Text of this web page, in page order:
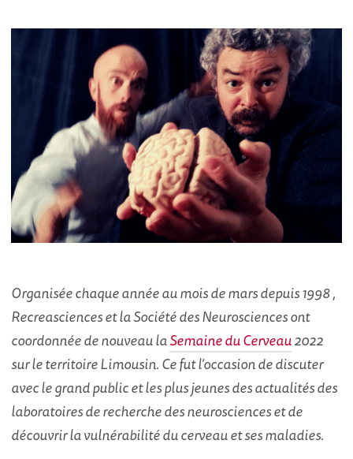
Organisée chaque année au mois de mars depuis 1998 ,
Recreasciences et la Société des Neurosciences ont
coordonnée de nouveau laSemaine du Cerveau2022
sur le territoire Limousin. Ce fut l’occasion de discuter
avec le grand public et les plus jeunes des actualités des
laboratoires de recherche des neurosciences et de
découvrir la vulnérabilité du cerveau et ses maladies.